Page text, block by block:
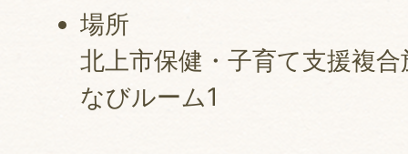
場所
北上市保健・子育て支援複
なびルーム1